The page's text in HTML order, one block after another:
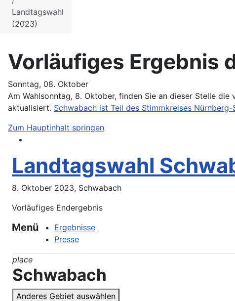
Landtagswahl
(2023)
Vorläufiges Ergebnis
Sonntag, 08. Oktober
Am Wahlsonntag, 8. Oktober, finden Sie an dieser Stelle
aktualisiert. Schwabach ist Teil des Stimmkreises
Zum Hauptinhalt springen
Landtagswahl
8. Oktober 2023, Schwabach
Vorläufiges Endergebnis
Menü
Ergebnisse
Presse
place
Schwabach
Anderes Gebiet auswählen